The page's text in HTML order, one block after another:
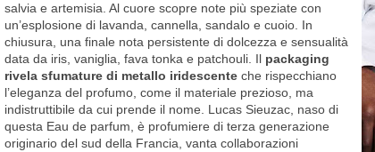
salvia e artemisia. Al cuore scopre note più speziate con
un’esplosione di lavanda, cannella, sandalo e cuoio. In
chiusura, una finale nota persistente di dolcezza e sensualità
data da iris, vaniglia, fava tonka e patchouli. Il packaging
rivela sfumature di metallo iridescente che rispecchiano
l’eleganza del profumo, come il materiale prezioso, ma
indistruttibile da cui prende il nome. Lucas Sieuzac, naso di
questa Eau de parfum, è profumiere di terza generazione
originario del sud della Francia, vanta collaborazioni